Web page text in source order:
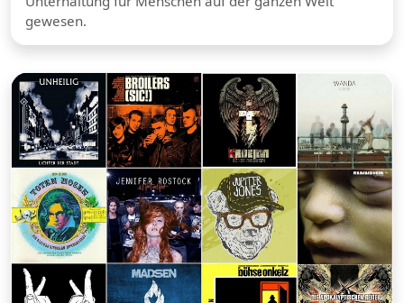
gewesen.